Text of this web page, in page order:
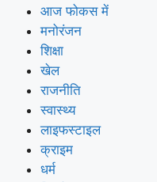
आज फोकस में
मनोरंजन
शिक्षा
खेल
राजनीति
स्वास्थ्य
लाइफस्टाइल
क्राइम
धर्म